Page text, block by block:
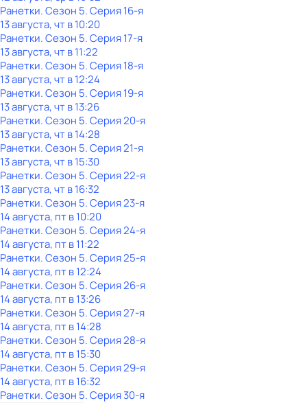
Ранетки. Сезон 5. Серия 16-я
13 августа, чт в 10:20
Ранетки. Сезон 5. Серия 17-я
13 августа, чт в 11:22
Ранетки. Сезон 5. Серия 18-я
13 августа, чт в 12:24
Ранетки. Сезон 5. Серия 19-я
13 августа, чт в 13:26
Ранетки. Сезон 5. Серия 20-я
13 августа, чт в 14:28
Ранетки. Сезон 5. Серия 21-я
13 августа, чт в 15:30
Ранетки. Сезон 5. Серия 22-я
13 августа, чт в 16:32
Ранетки. Сезон 5. Серия 23-я
14 августа, пт в 10:20
Ранетки. Сезон 5. Серия 24-я
14 августа, пт в 11:22
Ранетки. Сезон 5. Серия 25-я
14 августа, пт в 12:24
Ранетки. Сезон 5. Серия 26-я
14 августа, пт в 13:26
Ранетки. Сезон 5. Серия 27-я
14 августа, пт в 14:28
Ранетки. Сезон 5. Серия 28-я
14 августа, пт в 15:30
Ранетки. Сезон 5. Серия 29-я
14 августа, пт в 16:32
Ранетки. Сезон 5. Серия 30-я